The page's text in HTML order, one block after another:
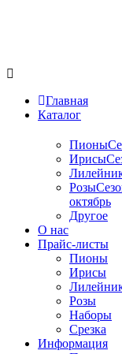
Главная
Каталог
Пионы
Ирисы
Розы
октябрь
Другое
О нас
Прайс-листы
Пионы
Ирисы
Розы
Наборы
Срезка
Информация